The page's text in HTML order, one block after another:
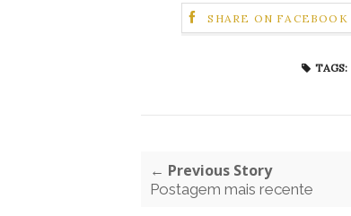
SHARE ON FACEBOOK
TAGS:
← Previous Story
Postagem mais recente